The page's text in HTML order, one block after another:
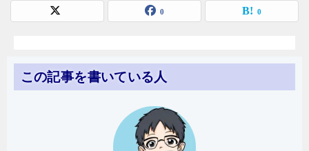
0 0
この記事を書いている人